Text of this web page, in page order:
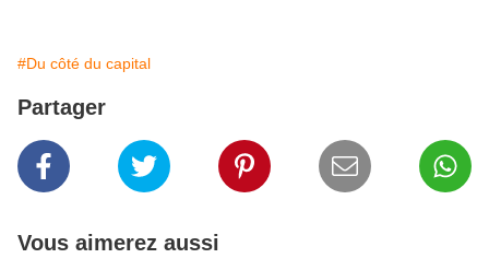
#Du côté du capital
Partager
Vous aimerez aussi